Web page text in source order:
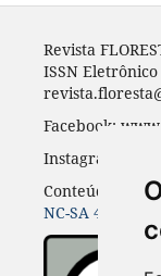
Revista
ISSN Eletrônico
Facebook:
Instagran:
Conteúdos do
NC-SA 4.0